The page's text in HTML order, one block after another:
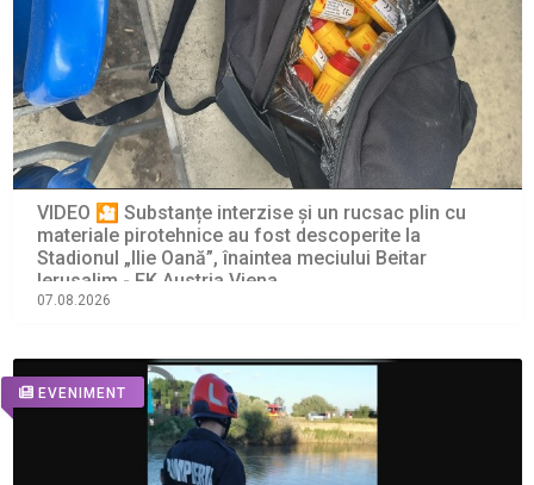
VIDEO 🎦 Substanțe interzise și un rucsac plin cu
materiale pirotehnice au fost descoperite la
Stadionul „Ilie Oană”, înaintea meciului Beitar
Ierusalim - FK Austria Viena
07.08.2026
EVENIMENT